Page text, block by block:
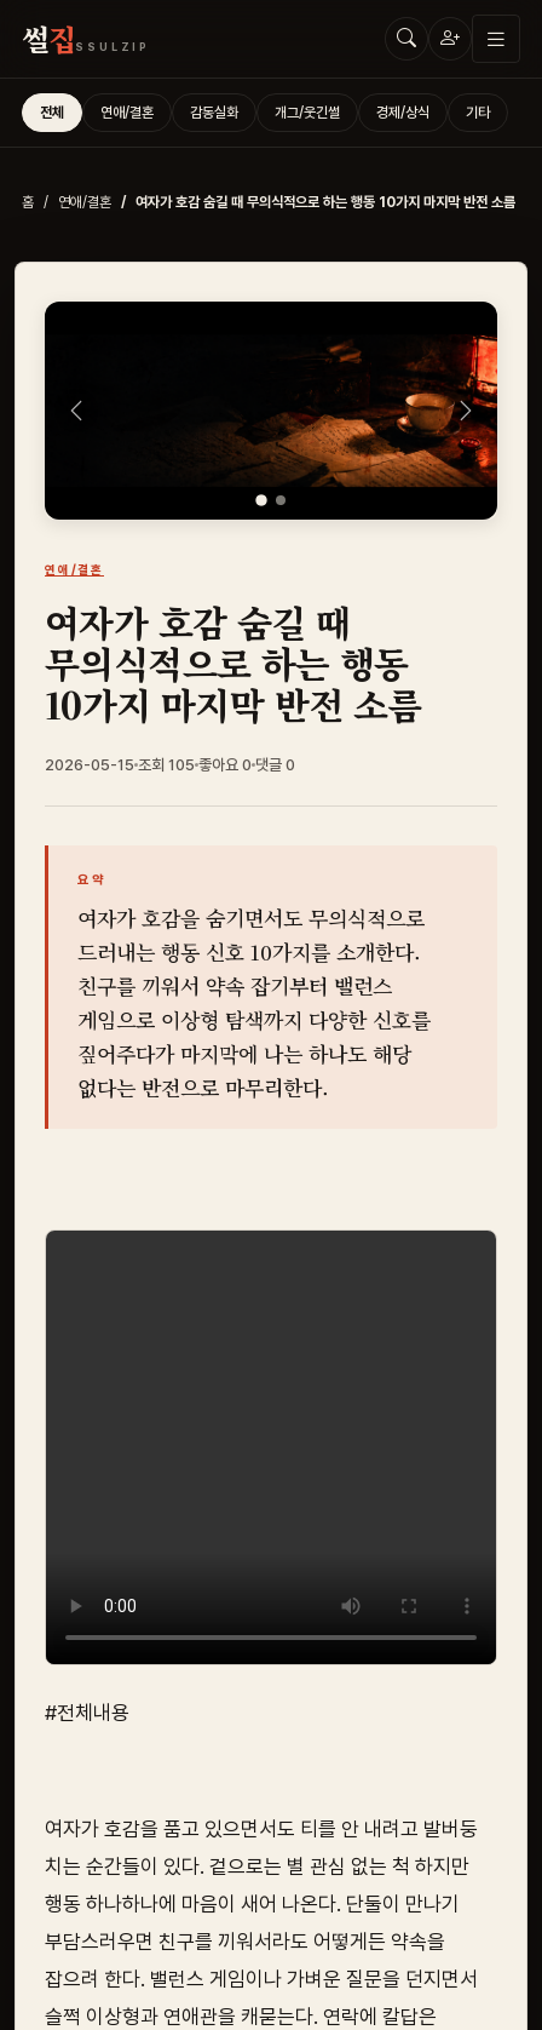
썰집 SSULZIP
전체 연애/결혼 감동실화 개그/웃긴썰 경제/상식 기타
홈 연애/결혼 여자가 호감 숨길 때 무의식적으로 하는 행동 10가지 마지막 반전 소름
Previous Next
연애/결혼
여자가 호감 숨길 때
무의식적으로 하는 행동
10가지 마지막 반전 소름
2026-05-15 조회 105 좋아요 0 댓글 0
요약
여자가 호감을 숨기면서도 무의식적으로
드러내는 행동 신호 10가지를 소개한다.
친구를 끼워서 약속 잡기부터 밸런스
게임으로 이상형 탐색까지 다양한 신호를
짚어주다가 마지막에 나는 하나도 해당
없다는 반전으로 마무리한다.
#전체내용
여자가 호감을 품고 있으면서도 티를 안 내려고 발버둥
치는 순간들이 있다. 겉으로는 별 관심 없는 척 하지만
행동 하나하나에 마음이 새어 나온다. 단둘이 만나기
부담스러우면 친구를 끼워서라도 어떻게든 약속을
잡으려 한다. 밸런스 게임이나 가벼운 질문을 던지면서
슬쩍 이상형과 연애관을 캐묻는다. 연락에 칼답은